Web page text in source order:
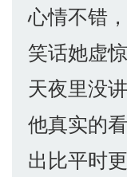
心情不错
笑话她虚
天夜里没
他真实的
出比平时